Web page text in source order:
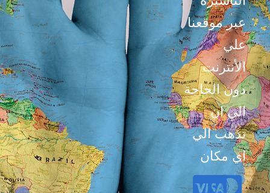
عبر موقعنا
علي
الأنترنت
دون الحاجة
الي ان
تذهب الي
اي مكان